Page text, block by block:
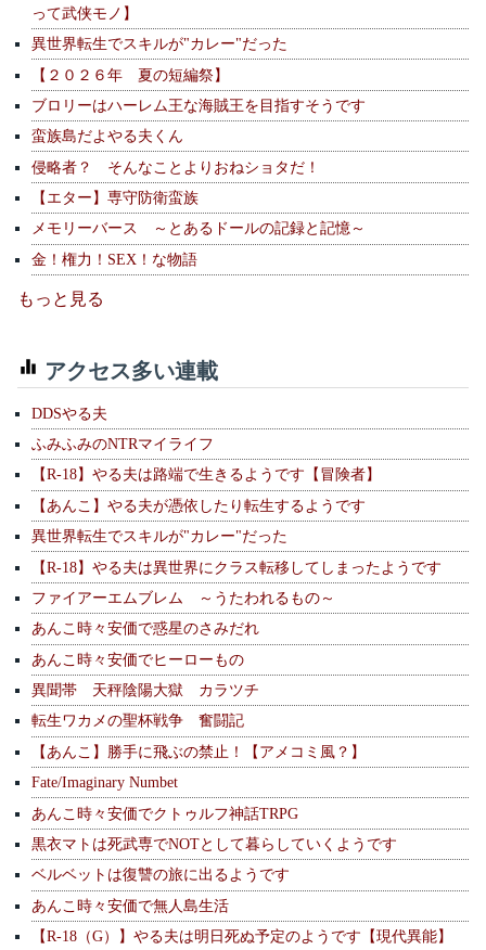
って武侠モノ】
異世界転生でスキルが"カレー"だった
【２０２６年 夏の短編祭】
ブロリーはハーレム王な海賊王を目指すそうです
蛮族島だよやる夫くん
侵略者？ そんなことよりおねショタだ！
【エター】専守防衛蛮族
メモリーバース ～とあるドールの記録と記憶～
金！権力！SEX！な物語
もっと見る
アクセス多い連載
DDSやる夫
ふみふみのNTRマイライフ
【R-18】やる夫は路端で生きるようです【冒険者】
【あんこ】やる夫が憑依したり転生するようです
異世界転生でスキルが"カレー"だった
【R-18】やる夫は異世界にクラス転移してしまったようです
ファイアーエムブレム ～うたわれるもの～
あんこ時々安価で惑星のさみだれ
あんこ時々安価でヒーローもの
異聞帯 天秤陰陽大獄 カラツチ
転生ワカメの聖杯戦争 奮闘記
【あんこ】勝手に飛ぶの禁止！【アメコミ風？】
Fate/Imaginary Numbet
あんこ時々安価でクトゥルフ神話TRPG
黒衣マトは死武専でNOTとして暮らしていくようです
ベルベットは復讐の旅に出るようです
あんこ時々安価で無人島生活
【R-18（G）】やる夫は明日死ぬ予定のようです【現代異能】